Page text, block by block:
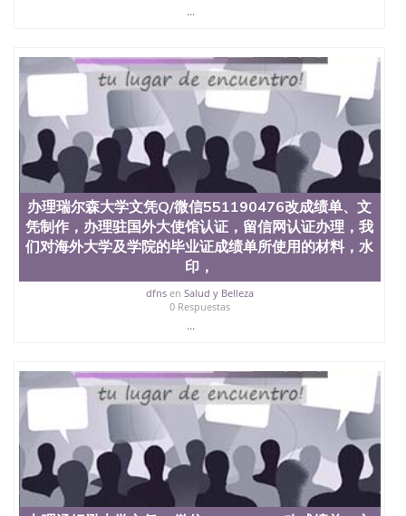
...
办理瑞尔森大学文凭Q/微信551190476改成绩单、文
凭制作，办理驻国外大使馆认证，留信网认证办理，我
们对海外大学及学院的毕业证成绩单所使用的材料，水
印，
dfnsen Salud y Belleza
0 Respuestas
...